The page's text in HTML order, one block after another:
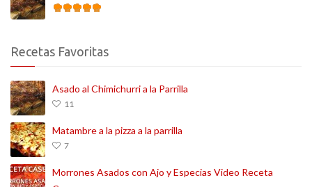
Recetas Favoritas
Asado al Chimichurri a la Parrilla
11
Matambre a la pizza a la parrilla
7
Morrones Asados con Ajo y Especias Video Receta